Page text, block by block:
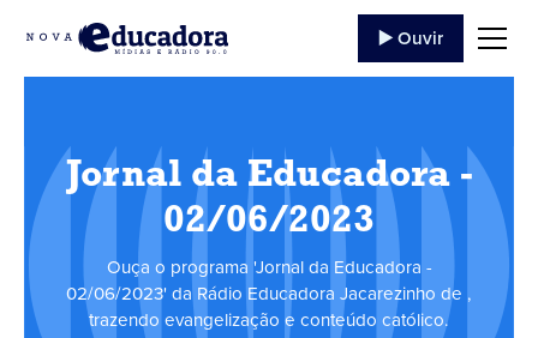
▶️ Ouvir
Jornal da Educadora -
02/06/2023
Ouça o programa 'Jornal da Educadora -
02/06/2023' da Rádio Educadora Jacarezinho de ,
trazendo evangelização e conteúdo católico.